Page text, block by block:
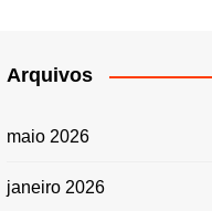
Arquivos
maio 2026
janeiro 2026